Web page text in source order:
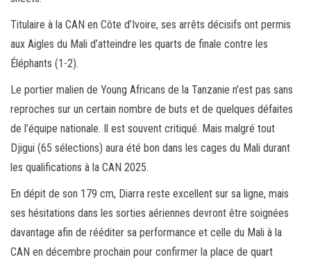
Titulaire à la CAN en Côte d’Ivoire, ses arrêts décisifs ont permis
aux Aigles du Mali d’atteindre les quarts de finale contre les
Éléphants (1-2).
Le portier malien de Young Africans de la Tanzanie n’est pas sans
reproches sur un certain nombre de buts et de quelques défaites
de l’équipe nationale. Il est souvent critiqué. Mais malgré tout
Djigui (65 sélections) aura été bon dans les cages du Mali durant
les qualifications à la CAN 2025.
En dépit de son 179 cm, Diarra reste excellent sur sa ligne, mais
ses hésitations dans les sorties aériennes devront être soignées
davantage afin de rééditer sa performance et celle du Mali à la
CAN en décembre prochain pour confirmer la place de quart